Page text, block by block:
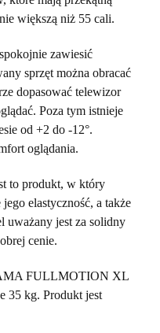
większą niż 55 cali.
zawiesić
sprzęt można obracać
dopasować telewizor
Poza tym istnieje
od +2 do -12°.
oglądania.
to produkt, w który
elastyczność, a także
uważany jest za solidny
cenie.
FULLMOTION XL
35 kg. Produkt jest